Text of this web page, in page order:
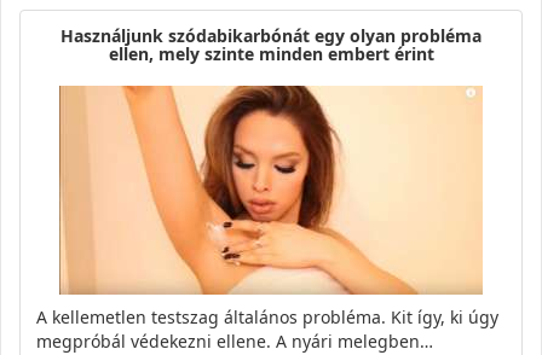
Használjunk szódabikarbónát egy olyan probléma
ellen, mely szinte minden embert érint
A kellemetlen testszag általános probléma. Kit így, ki úgy
megpróbál védekezni ellene. A nyári melegben…